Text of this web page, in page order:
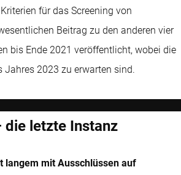
für das Screening von
Beitrag zu den anderen vier
bis Ende 2021 veröffentlicht, wobei die
Jahres 2023 zu erwarten sind.
die letzte Instanz
langem mit Ausschlüssen auf